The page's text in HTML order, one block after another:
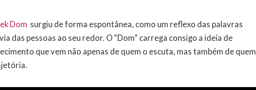
Dom surgiu de forma espontânea, como um reflexo das palavras
das pessoas ao seu redor. O “Dom” carrega consigo a ideia de
que vem não apenas de quem o escuta, mas também de quem